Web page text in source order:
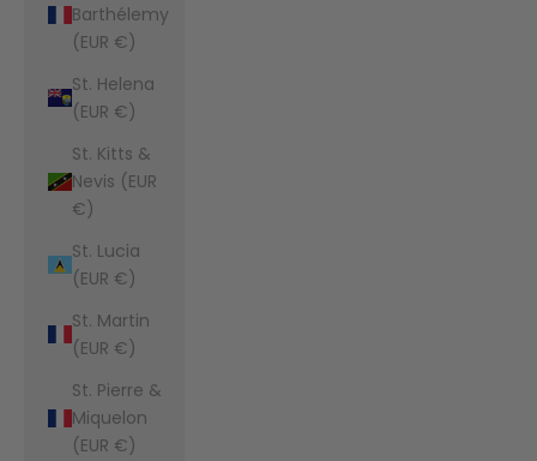
Barthélemy
(EUR €)
St. Helena
(EUR €)
St. Kitts &
Nevis (EUR
€)
St. Lucia
(EUR €)
St. Martin
(EUR €)
St. Pierre &
Miquelon
(EUR €)